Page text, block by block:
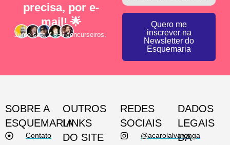
precisa, por e-
mail! 🌟
Junte-se a 2.856 concurseiros.
Quero me
inscrever na
Newsletter do
Esquemaria
SOBRE A
ESQUEMARIA
Contato
OUTROS
LINKS
DO SITE
REDES
SOCIAIS
@acarolalvarenga
DADOS
LEGAIS
DA